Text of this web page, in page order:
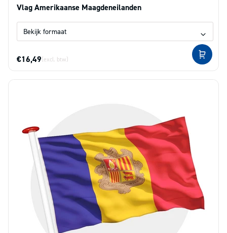
Vlag Amerikaanse Maagdeneilanden
€16,49(excl. btw)